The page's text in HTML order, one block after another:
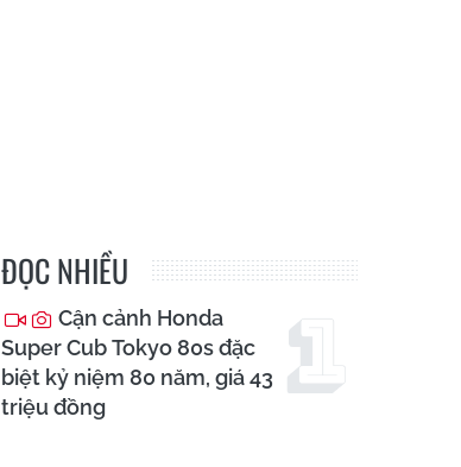
ĐỌC NHIỀU
Cận cảnh Honda
Super Cub Tokyo 80s đặc
biệt kỷ niệm 80 năm, giá 43
triệu đồng